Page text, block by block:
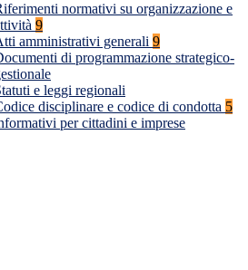
normativi su organizzazione e
9
amministrativi generali 9
di programmazione strategico-
e leggi regionali
disciplinare e codice di condotta 5
per cittadini e imprese